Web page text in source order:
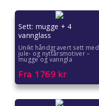
Gaver til kjære
Gaver til kolleger
Gaver til kona
Gaver til kundene
Gaver til kvinner
Sett: mugge + 4
vannglass
Unikt håndgravert sett med
jule- og nyttårsmotiver –
mugge og vanngla
Fra 1769 kr